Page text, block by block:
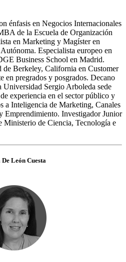
énfasis en Negocios Internacionales
de la Escuela de Organización
en Marketing y Magíster en
Especialista europeo en
Business School en Madrid.
Berkeley, California en Customer
en pregrados y posgrados. Decano
Sergio Arboleda sede
experiencia en el sector público y
a Inteligencia de Marketing, Canales
Emprendimiento. Investigador Junior
Ministerio de Ciencia, Tecnología e
León Cuesta